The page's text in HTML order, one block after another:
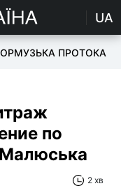
UA
ОРМУЗЬКА ПРОТОКА
по
2 хв